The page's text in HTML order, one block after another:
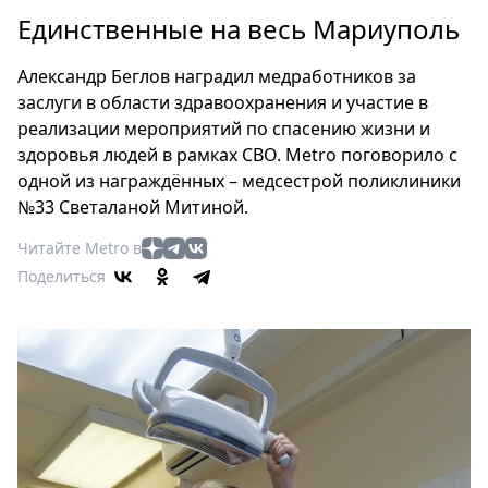
Россия
Здоровье
Еда
Туризм
Мода
Театр
Кино
Афиша
Выставки
Пресс-
релизы
О
Metro
Единственные на весь Мариуполь
Александр Беглов наградил медработников за
заслуги в области здравоохранения и участие в
реализации мероприятий по спасению жизни и
здоровья людей в рамках CВО. Metro поговорило с
одной из награждённых – медсестрой поликлиники
№33 Светаланой Митиной.
Читайте Metro в
Поделиться